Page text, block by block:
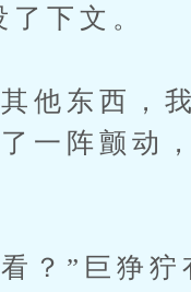
下文。
东西，
一阵颤动
”巨狰狞